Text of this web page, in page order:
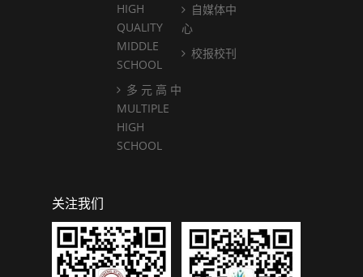
HIGH
QUALITY
MIDDLE
SCHOOL
多 元 高 中
MULTIPLE
HIGH
SCHOOL
自媒体中
心
校报校刊
关注我们